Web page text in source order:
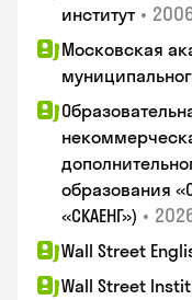
институт •
Московская
образования
«СКАЕНГ») •
Wall Street
Wall Street